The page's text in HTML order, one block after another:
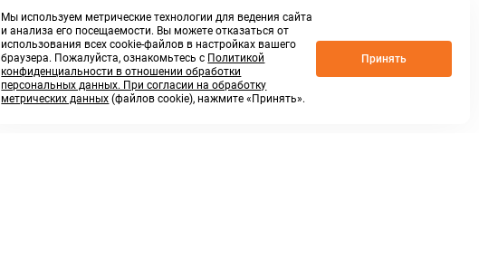
Мы используем метрические технологии для ведения сайта
и анализа его посещаемости. Вы можете отказаться от
использования всех cookie-файлов в настройках вашего
браузера. Пожалуйста, ознакомьтесь с Политикой
конфиденциальности в отношении обработки
персональных данных. При согласии на обработку
метрических данных (файлов cookie), нажмите «Принять».
Принять